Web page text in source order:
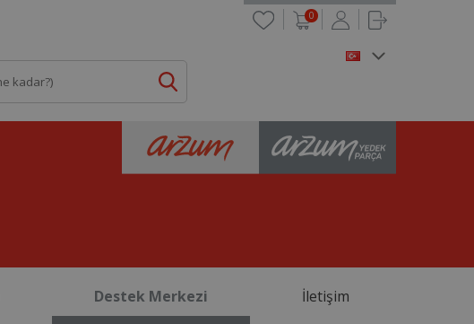
0
Destek Merkezi İletişim